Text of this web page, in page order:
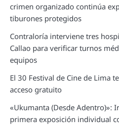
crimen organizado continúa
tiburones protegidos
Contraloría interviene tres
Callao para verificar turnos
equipos
El 30 Festival de Cine de Lima
acceso gratuito
«Ukumanta (Desde Adentro)»:
primera exposición individual